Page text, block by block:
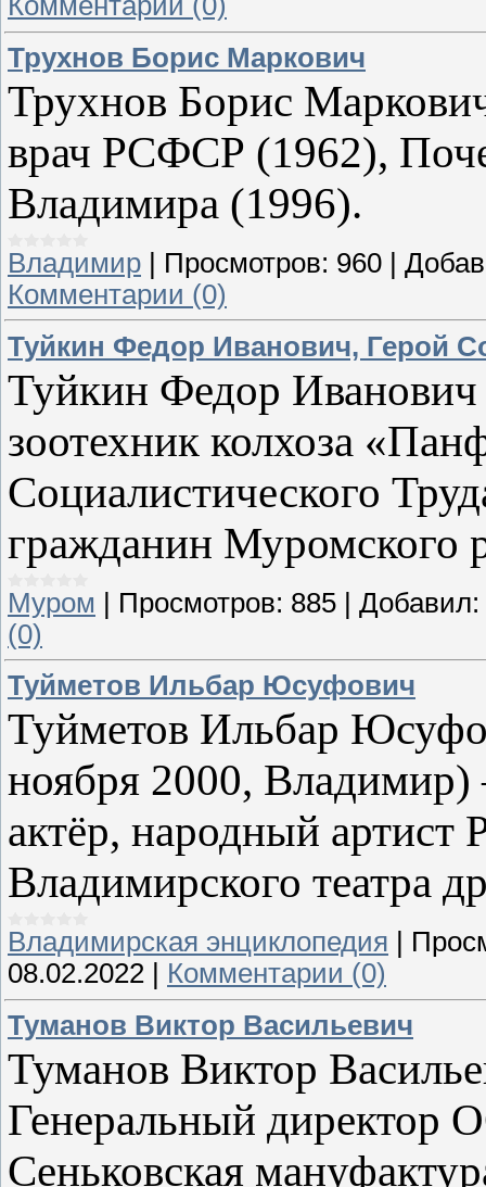
Трухнов Борис Маркович
Трухнов Борис
врач РСФСР (1962),
Владимира (1996).
Владимир Просмотров: 960
Комментарии (0)
Туйкин Федор Иванович, Герой
Туйкин Федор
зоотехник колхоза
Социалистического
гражданин Муромского
Муром | Просмотров: 885 | Добавил:
(0)
Туйметов Ильбар Юсуфович
Туйметов Ильбар
ноября 2000, Владимир)
актёр, народный
Владимирского театра
Владимирская энциклопедия
08.02.2022
Комментарии (0)
Туманов Виктор Васильевич
Туманов Виктор
Генеральный директор
Сеньковская